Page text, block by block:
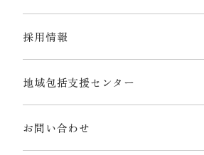
採用情報
地域包括支援センター
お問い合わせ